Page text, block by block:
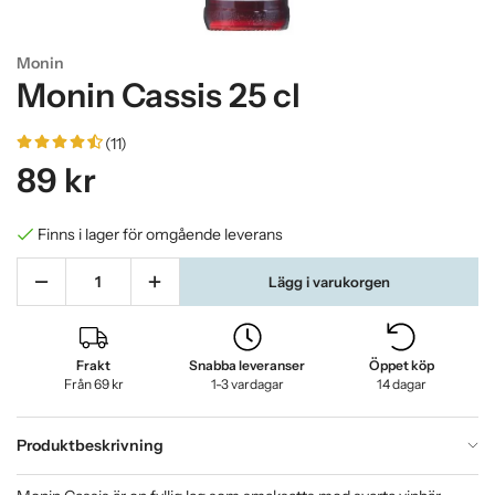
Monin
Monin Cassis 25 cl
(11)
89 kr
Finns i lager för omgående leverans
Lägg i varukorgen
Frakt
Från 69 kr
Snabba leveranser
1-3 vardagar
Öppet köp
14 dagar
Produktbeskrivning